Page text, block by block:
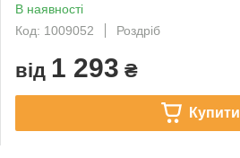
В наявності
Код: 1009052
Роздріб
від 1 293 ₴
Купити